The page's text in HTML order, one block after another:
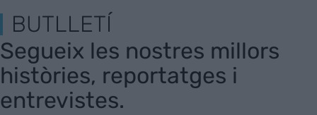
BUTLLETÍ
Segueix les nostres millors
històries, reportatges i
entrevistes.